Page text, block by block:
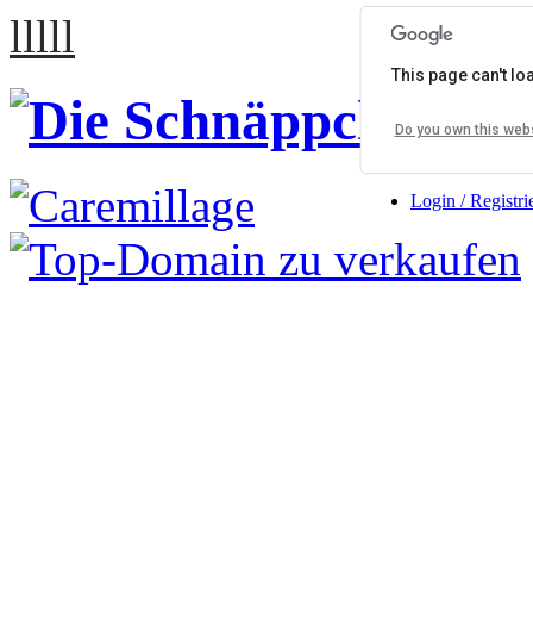
lllll
Login /
This page can't
Do you own this